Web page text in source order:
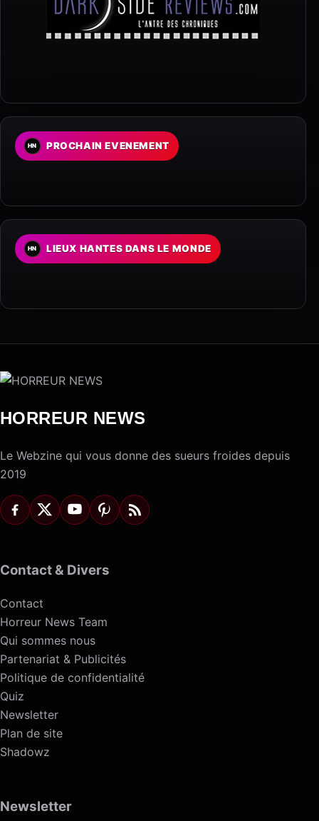
PROCHAIN EVENEMENT
LIEUX HANTES DANS LE MONDE
HORREUR NEWS
Le Webzine qui vous donne des sueurs froides depuis
2019
Contact & Divers
Contact
Horreur News Team
Qui sommes nous
Partenariat & Publicités
Politique de confidentialité
Quiz
Newsletter
Plan de site
Shadowz
Newsletter